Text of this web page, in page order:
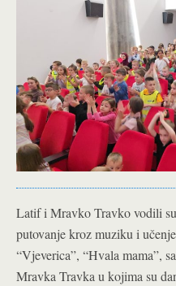
Latif i Mravko Travko vodili
putovanje kroz muziku i
“Vjeverica”, “Hvala mama”,
Mravka Travka u kojima su